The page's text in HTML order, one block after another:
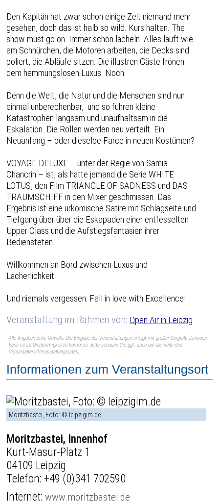
Den Kapitän hat zwar schon einige Zeit niemand mehr
gesehen, doch das ist halb so wild. Kurs halten. The
show must go on. Immer schön lächeln. Alles läuft wie
am Schnürchen, die Motoren arbeiten, die Decks sind
poliert, die Abläufe sitzen. Die illustren Gäste frönen
dem hemmungslosen Luxus. Noch.
Denn die Welt, die Natur und die Menschen sind nun
einmal unberechenbar, und so führen kleine
Katastrophen langsam und unaufhaltsam in die
Eskalation. Die Rollen werden neu verteilt. Ein
Neuanfang – oder dieselbe Farce in neuen Kostümen?
VOYAGE DELUXE – unter der Regie von Samia
Chancrin – ist, als hätte jemand die Serie WHITE
LOTUS, den Film TRIANGLE OF SADNESS und DAS
TRAUMSCHIFF in den Mixer geschmissen. Das
Ergebnis ist eine urkomische Satire mit Schlagseite und
Tiefgang über über die Eskapaden einer entfesselten
Upper Class und die Aufstiegsfantasien ihrer
Bediensteten.
Willkommen an Bord zwischen Luxus und
Lächerlichkeit.
Und niemals vergessen: Fall in love with Excellence!
Veranstaltung im Rahmen von:Open Air in Leipzig
Alle Angaben ohne Gewähr. Die Eingabe der Veranstaltungen erfolgt mit großer Sorgfalt. Dennoch
kann es zu Unstimmigkeiten kommen. Bitte schauen Sie ggf. auch auf die Seite des
Veranstalters/Veranstaltungsortes.
Informationen zum Veranstaltungsort
Moritzbastei, Foto: © leipzigim.de
Moritzbastei, Innenhof
Kurt-Masur-Platz 1
04109 Leipzig
Telefon: +49 (0)341 702590
Internet:www.moritzbastei.de